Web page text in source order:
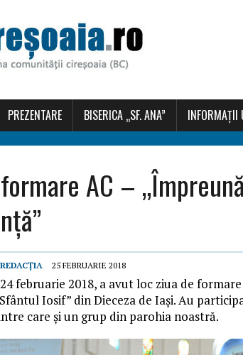
PREZENTARE BISERICA „SF. ANA” INFORMAȚII
AC –
REDACȚIA 25 FEBRUARIE 2018
februarie 2018, a avut loc ziua de
Iosif” din Dieceza de Iaşi. Au
care și un grup din parohia noastră.